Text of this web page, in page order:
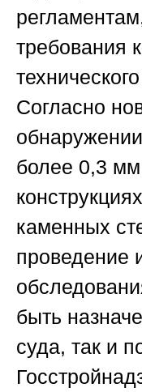
требования
Согласно
более 0,3
каменных
проведение
быть
суда, так и